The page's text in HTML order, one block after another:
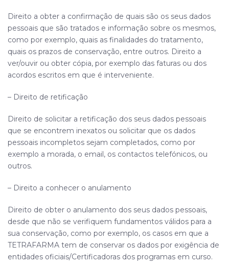
Direito a obter a confirmação de quais são os seus dados
pessoais que são tratados e informação sobre os mesmos,
como por exemplo, quais as finalidades do tratamento,
quais os prazos de conservação, entre outros. Direito a
ver/ouvir ou obter cópia, por exemplo das faturas ou dos
acordos escritos em que é interveniente.
– Direito de retificação
Direito de solicitar a retificação dos seus dados pessoais
que se encontrem inexatos ou solicitar que os dados
pessoais incompletos sejam completados, como por
exemplo a morada, o email, os contactos telefónicos, ou
outros.
– Direito a conhecer o anulamento
Direito de obter o anulamento dos seus dados pessoais,
desde que não se verifiquem fundamentos válidos para a
sua conservação, como por exemplo, os casos em que a
TETRAFARMA tem de conservar os dados por exigência de
entidades oficiais/Certificadoras dos programas em curso.